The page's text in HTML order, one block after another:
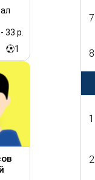
- 33 р.
1
7
8
1
2